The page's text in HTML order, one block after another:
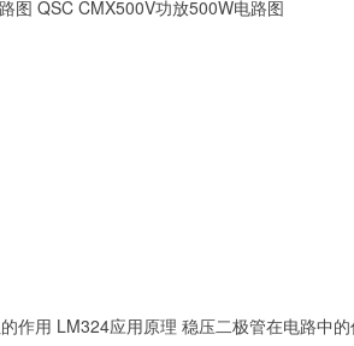
图 QSC CMX500V功放500W电路图
作用 LM324应用原理 稳压二极管在电路中